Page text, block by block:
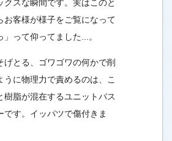
スな瞬間です。実はこのと
お客様が様子をご覧になって
」って仰ってました...。
げとる、ゴワゴワの何かで削
うに物理力で責めるのは、こ
樹脂が混在するユニットバス
です。イッパツで傷付きま